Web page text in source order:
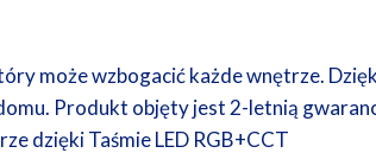
może wzbogacić każde wnętrze.
Produkt objęty jest 2-letnią
dzięki Taśmie LED RGB+CCT